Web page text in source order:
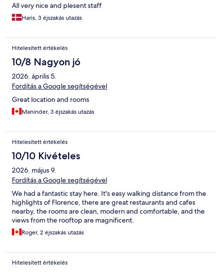
All very nice and plesent staff
Haris, 3 éjszakás utazás
Hitelesített értékelés
10/8 Nagyon jó
2026. április 5.
Fordítás a Google segítségével
Great location and rooms
Maninder, 3 éjszakás utazás
Hitelesített értékelés
10/10 Kivételes
2026. május 9.
Fordítás a Google segítségével
We had a fantastic stay here. It's easy walking distance from the
highlights of Florence, there are great restaurants and cafes
nearby, the rooms are clean, modern and comfortable, and the
views from the rooftop are magnificent.
Roger, 2 éjszakás utazás
Hitelesített értékelés